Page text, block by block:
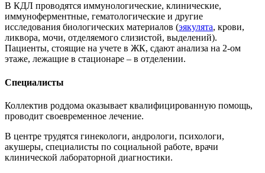
В КДЛ проводятся иммунологические, клинические,
иммуноферментные, гематологические и другие
исследования биологических материалов (эякулята, крови,
ликвора, мочи, отделяемого слизистой, выделений).
Пациенты, стоящие на учете в ЖК, сдают анализа на 2-ом
этаже, лежащие в стационаре – в отделении.
Специалисты
Коллектив роддома оказывает квалифицированную помощь,
проводит своевременное лечение.
В центре трудятся гинекологи, андрологи, психологи,
акушеры, специалисты по социальной работе, врачи
клинической лабораторной диагностики.